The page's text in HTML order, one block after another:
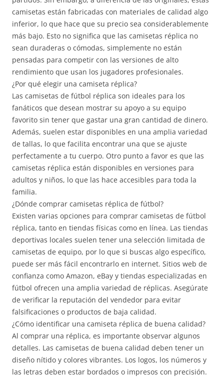
camisetas están fabricadas con materiales de calidad algo
inferior, lo que hace que su precio sea considerablemente
más bajo. Esto no significa que las camisetas réplica no
sean duraderas o cómodas, simplemente no están
pensadas para competir con las versiones de alto
rendimiento que usan los jugadores profesionales.
¿Por qué elegir una camiseta réplica?
Las camisetas de fútbol réplica son ideales para los
fanáticos que desean mostrar su apoyo a su equipo
favorito sin tener que gastar una gran cantidad de dinero.
Además, suelen estar disponibles en una amplia variedad
de tallas, lo que facilita encontrar una que se ajuste
perfectamente a tu cuerpo. Otro punto a favor es que las
camisetas réplica están disponibles en versiones para
adultos y niños, lo que las hace accesibles para toda la
familia.
¿Dónde comprar camisetas réplica de fútbol?
Existen varias opciones para comprar camisetas de fútbol
réplica, tanto en tiendas físicas como en línea. Las tiendas
deportivas locales suelen tener una selección limitada de
camisetas de equipo, por lo que si buscas algo específico,
puede ser más fácil encontrarlo en internet. Sitios web de
confianza como Amazon, eBay y tiendas especializadas en
fútbol ofrecen una amplia variedad de réplicas. Asegúrate
de verificar la reputación del vendedor para evitar
falsificaciones o productos de baja calidad.
¿Cómo identificar una camiseta réplica de buena calidad?
Al comprar una réplica, es importante observar algunos
detalles. Las camisetas de buena calidad deben tener un
diseño nítido y colores vibrantes. Los logos, los números y
las letras deben estar bordados o impresos con precisión.